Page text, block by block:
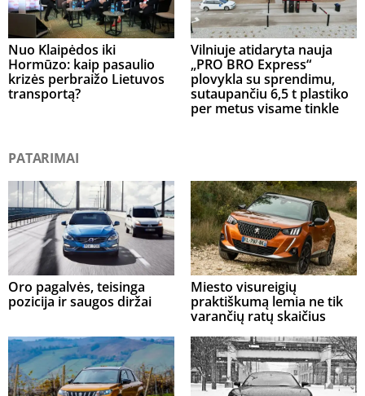
Nuo Klaipėdos iki
Hormūzo: kaip pasaulio
krizės perbraižo Lietuvos
transportą?
Vilniuje atidaryta nauja
„PRO BRO Express“
plovykla su sprendimu,
sutaupančiu 6,5 t plastiko
per metus visame tinkle
PATARIMAI
Oro pagalvės, teisinga
pozicija ir saugos diržai
Miesto visureigių
praktiškumą lemia ne tik
varančių ratų skaičius